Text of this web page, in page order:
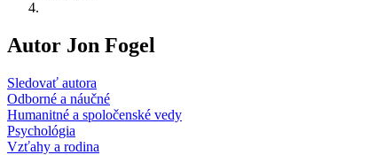
Autor Jon Fogel
Sledovať autora
Odborné a náučné
Humanitné a spoločenské vedy
Psychológia
Vzťahy a rodina